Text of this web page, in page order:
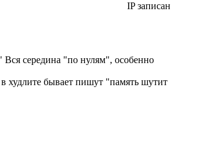
IP записан
Вся середина "по нулям", особенно
худлите бывает пишут "память шутит